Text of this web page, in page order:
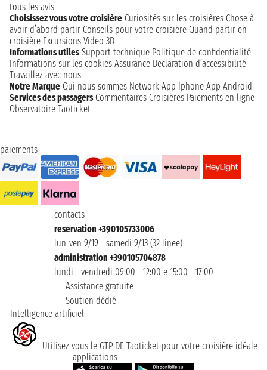
tous les avis
Choisissez vous votre croisière Curiosités sur les croisières Chose à
avoir d’abord partir Conseils pour votre croisière Quand partir en
croisière Excursions Video 3D
Informations utiles Support technique Politique de confidentialité
Informations sur les cookies Assurance Déclaration d’accessibilité
Travaillez avec nous
Notre Marque Qui nous sommes Network App Iphone App Android
Services des passagers Commentaires Croisières Paiements en ligne
Observatoire Taoticket
paiements
contacts
reservation +390105733006
lun-ven 9/19 - samedi 9/13 (32 linee)
administration +390105704878
lundi - vendredi 09:00 - 12:00 e 15:00 - 17:00
Assistance gratuite
Soutien dédié
Intelligence artificiel
Utilisez vous le GTP DE Taoticket pour votre croisière idéale
applications